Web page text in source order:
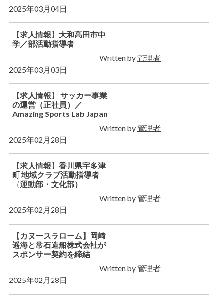
2025年03月04日
【求人情報】大和高田市中
学／部活動指導者
Written by管理者
2025年03月03日
【求人情報】 サッカー事業
の運営（正社員）／
Amazing Sports Lab Japan
Written by管理者
2025年02月28日
【求人情報】香川県宇多津
町 地域クラブ活動指導者
（運動部・文化部）
Written by管理者
2025年02月28日
【カヌースラローム】岡﨑
遥海と常石造船株式会社が
スポンサー契約を締結
Written by管理者
2025年02月28日